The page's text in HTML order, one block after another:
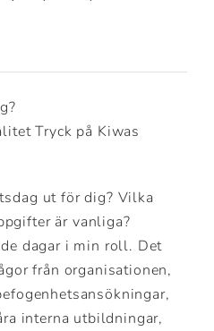
Tryck på Kiwas
ut för dig? Vilka
är vanliga?
dagar i min roll. Det
från organisationen,
interna utbildningar,